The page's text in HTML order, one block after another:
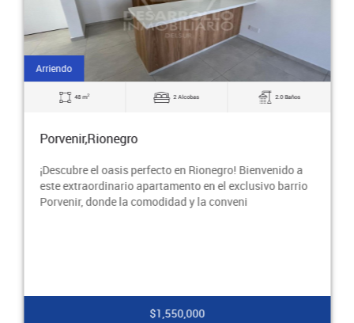
Arriendo
48 m2 2 Alcobas 2.0 Baños
Porvenir,Rionegro
¡Descubre el oasis perfecto en Rionegro! Bienvenido a
este extraordinario apartamento en el exclusivo barrio
Porvenir, donde la comodidad y la conveni
$1,550,000